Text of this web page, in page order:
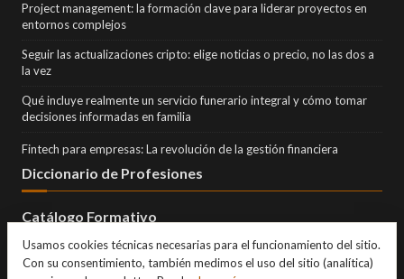
Project management: la formación clave para liderar proyectos en
entornos complejos
Seguir las actualizaciones cripto: elige noticias o precio, no las dos a
la vez
Qué incluye realmente un servicio funerario integral y cómo tomar
decisiones informadas en familia
Fintech para empresas: La revolución de la gestión financiera
Diccionario de Profesiones
Catálogo Formativo
Usamos cookies técnicas necesarias para el funcionamiento del sitio.
Con su consentimiento, también medimos el uso del sitio (analítica)